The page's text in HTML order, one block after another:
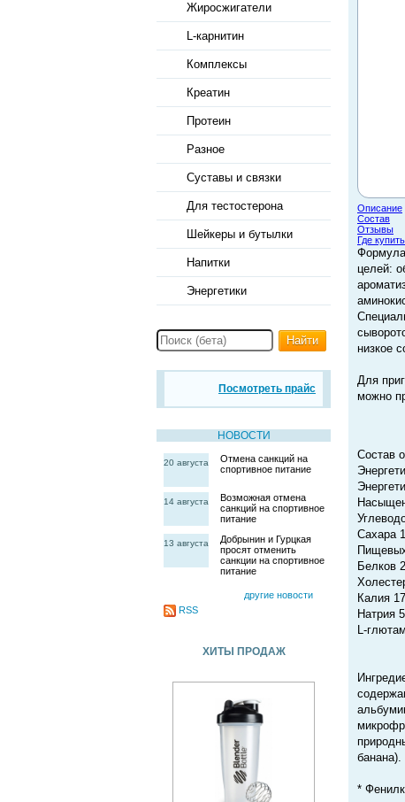
Жиросжигатели
L-карнитин
Комплексы
Креатин
Протеин
Разное
Суставы и связки
Для тестостерона
Шейкеры и бутылки
Напитки
Энергетики
Найти
Посмотреть прайс
НОВОСТИ
20 августа
Отмена санкций на
спортивное питание
14 августа
Возможная отмена
санкций на спортивное
питание
13 августа
Добрынин и Гурцкая
просят отменить
санкции на спортивное
питание
другие новости
RSS
ХИТЫ ПРОДАЖ
Описание
Состав
Отзывы
Где купить
целей:
низкое
Для
можно
Состав
Сахара
Белков
Калия
Натрия
L-
банана).
*